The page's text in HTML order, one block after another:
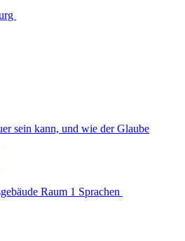
sein kann, und wie der Glaube
Raum 1 Sprachen